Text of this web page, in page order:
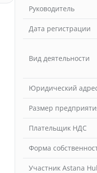
Руководитель
Дата регистрации
Вид деятельности
Юридический
Размер
Плательщик НДС
Форма
Участник Astana